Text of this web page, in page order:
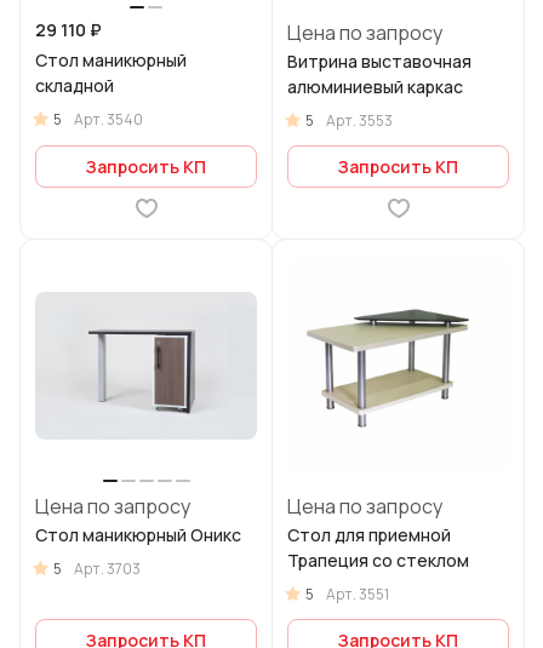
29 110 ₽
Стол маникюрный
складной
5 Арт.3540
Запросить КП
Цена по запросу
Витрина выставочная
алюминиевый каркас
5 Арт.3553
Запросить КП
Цена по запросу
Стол маникюрный Оникс
5 Арт.3703
Запросить КП
Цена по запросу
Стол для приемной
Трапеция со стеклом
5 Арт.3551
Запросить КП